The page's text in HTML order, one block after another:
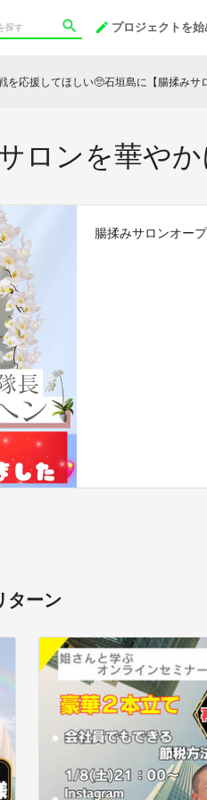
プロジェクトを始
を応援してほしい🥺石垣島に【腸揉みサ
ロンを華やか
腸揉みサロンオー
ターン